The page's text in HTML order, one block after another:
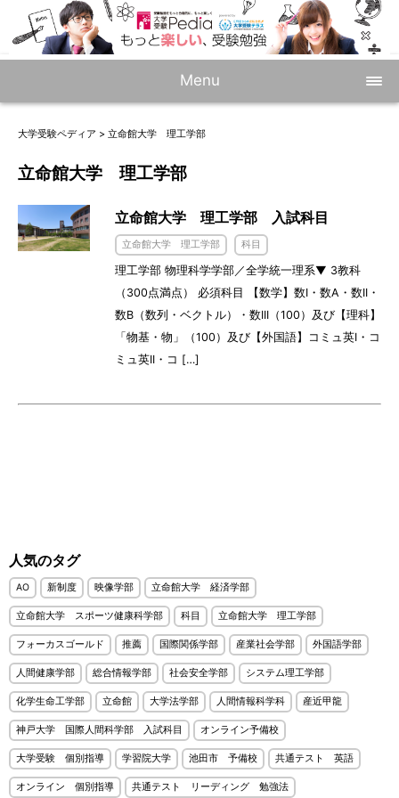
Menu
大学受験ペディア > 立命館大学 理工学部
立命館大学 理工学部
立命館大学 理工学部 入試科目
立命館大学 理工学部 科目
理工学部 物理科学学部／全学統一理系▼ 3教科
（300点満点） 必須科目 【数学】数I・数A・数II・
数B（数列・ベクトル）・数III（100）及び【理科】
「物基・物」（100）及び【外国語】コミュ英I・コ
ミュ英II・コ […]
人気のタグ
AO 新制度 映像学部 立命館大学 経済学部
立命館大学 スポーツ健康科学部 科目 立命館大学 理工学部
フォーカスゴールド 推薦 国際関係学部 産業社会学部 外国語学部
人間健康学部 総合情報学部 社会安全学部 システム理工学部
化学生命工学部 立命館 大学法学部 人間情報科学科 産近甲龍
神戸大学 国際人間科学部 入試科目 オンライン予備校
大学受験 個別指導 学習院大学 池田市 予備校 共通テスト 英語
オンライン 個別指導 共通テスト リーディング 勉強法